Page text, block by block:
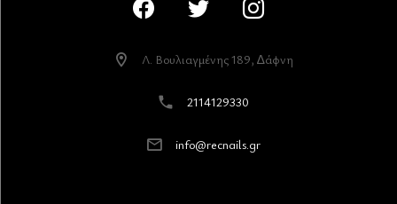
Λ. Βουλιαγµένης 189, ∆άφνη
2114129330
info@recnails.gr